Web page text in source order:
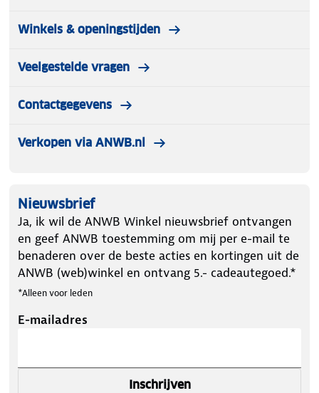
Winkels & openingstijden
Veelgestelde vragen
Contactgegevens
Verkopen via ANWB.nl
Nieuwsbrief
Ja, ik wil de ANWB Winkel nieuwsbrief ontvangen
en geef ANWB toestemming om mij per e-mail te
benaderen over de beste acties en kortingen uit de
ANWB (web)winkel en ontvang 5.- cadeautegoed.*
*Alleen voor leden
E-mailadres
Inschrijven